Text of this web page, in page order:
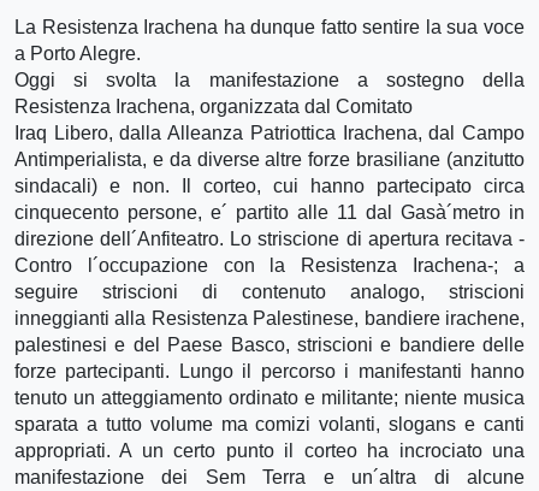
La Resistenza Irachena ha dunque fatto sentire la sua voce
a Porto Alegre.
Oggi si svolta la manifestazione a sostegno della
Resistenza Irachena, organizzata dal Comitato
Iraq Libero, dalla Alleanza Patriottica Irachena, dal Campo
Antimperialista, e da diverse altre forze brasiliane (anzitutto
sindacali) e non. Il corteo, cui hanno partecipato circa
cinquecento persone, e´ partito alle 11 dal Gasà´metro in
direzione dell´Anfiteatro. Lo striscione di apertura recitava -
Contro l´occupazione con la Resistenza Irachena-; a
seguire striscioni di contenuto analogo, striscioni
inneggianti alla Resistenza Palestinese, bandiere irachene,
palestinesi e del Paese Basco, striscioni e bandiere delle
forze partecipanti. Lungo il percorso i manifestanti hanno
tenuto un atteggiamento ordinato e militante; niente musica
sparata a tutto volume ma comizi volanti, slogans e canti
appropriati. A un certo punto il corteo ha incrociato una
manifestazione dei Sem Terra e un´altra di alcune